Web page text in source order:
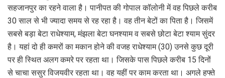
सहजानपुर का रहने वाला है। पानीपत की गोपाल कॉलोनी में वह पिछले करीब
30 साल से भी ज्यादा समय से रह रहा है। वह तीन बेटों का पिता है। जिसमें
सबसे बड़ा बेटा राधेश्याम, मंझला बेटा घनश्याम व सबसे छोटा बेटा श्याम सुंदर
है। यहां दो ही कमरों का मकान होने की वजह राधेश्याम (30) उनसे कुछ दूरी
पर ही स्थित अलग कमरे पर रहता था। जिसके पास पिछले करीब 15 दिनों
से चाचा ससुर विजयवीर रहता था। वह यहीं पर काम करता था। अगले हफ्ते